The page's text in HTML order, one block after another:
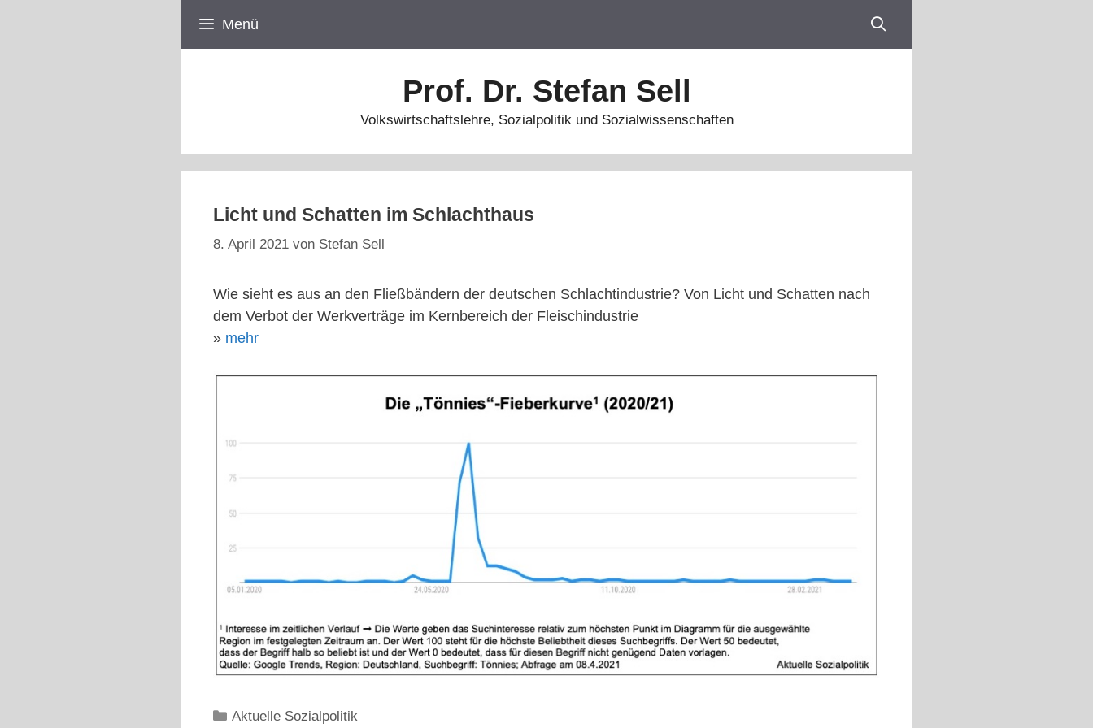
Menü
Prof. Dr. Stefan Sell
Volkswirtschaftslehre, Sozialpolitik und Sozialwissenschaften
Licht und Schatten im Schlachthaus
8. April 2021 von Stefan Sell
Wie sieht es aus an den Fließbändern der deutschen Schlachtindustrie? Von Licht und Schatten nach
dem Verbot der Werkverträge im Kernbereich der Fleischindustrie
» mehr
Kategorien
Aktuelle Sozialpolitik